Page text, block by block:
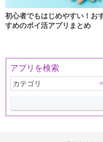
初心者でもはじめやすい！お
すめのポイ活アプリまとめ
アプリを検索